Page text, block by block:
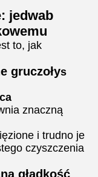
jedwab
to, jak
gruczołys
znaczną
i trudno je
czyszczenia
gładkość